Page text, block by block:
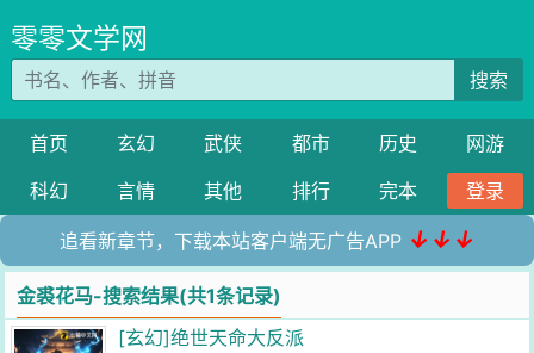
零零文学网
搜索
首页 玄幻 武侠 都市 历史
网游
科幻
言情 其他 排行 完本 登录
追看新章节，下载本站客户端无广告APP ↓↓↓
金裘花马-搜索结果(共1条记录)
[玄幻]绝世天命大反派